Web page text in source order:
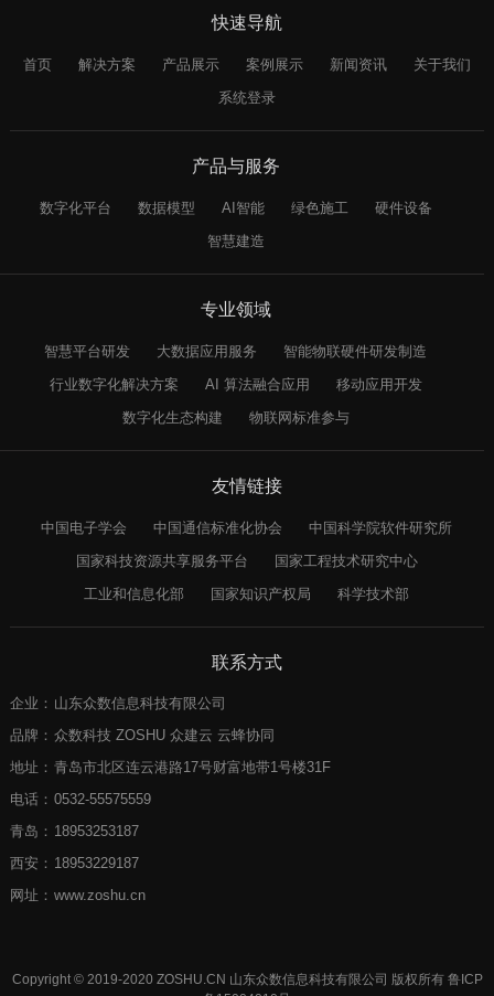
快速导航
首页 解决方案 产品展示 案例展示 新闻资讯
关于我们
系统登录
产品与服务
数字化平台 数据模型 AI智能 绿色施工
硬件设备
智慧建造
专业领域
智慧平台研发 大数据应用服务
智能物联硬件研发制造
行业数字化解决方案
AI 算法融合应用
移动应用开发
数字化生态构建
物联网标准参与
友情链接
中国电子学会 中国通信标准化协会
中国科学院软件研究所
国家科技资源共享服务平台
国家工程技术研究中心
工业和信息化部
国家知识产权局 科学技术部
联系方式
企业： 山东众数信息科技有限公司
品牌： 众数科技 ZOSHU 众建云 云蜂协同
地址： 青岛市北区连云港路17号财富地带1号楼31F
电话： 0532-55575559
青岛： 18953253187
西安： 18953229187
网址： www.zoshu.cn
Copyright © 2019-2020 ZOSHU.CN 山东众数信息科技有限公司 版权所有 鲁ICP